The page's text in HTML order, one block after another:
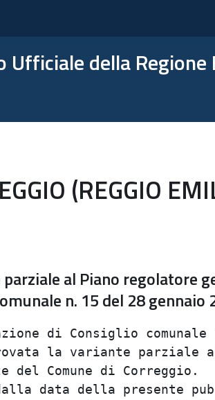
Ufficiale della
(REGGIO
al Piano regolatore
n. 15 del 28 gennaio
di Consiglio
approvata la
vigente del
dalla data della